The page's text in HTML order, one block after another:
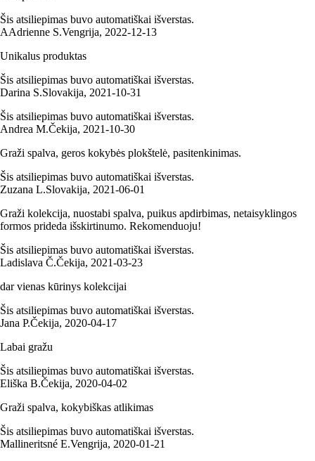
Šis atsiliepimas buvo automatiškai išverstas.
AAdrienne S.Vengrija, 2022‑12‑13
Unikalus produktas
Šis atsiliepimas buvo automatiškai išverstas.
Darina S.Slovakija, 2021‑10‑31
Šis atsiliepimas buvo automatiškai išverstas.
Andrea M.Čekija, 2021‑10‑30
Graži spalva, geros kokybės plokštelė, pasitenkinimas.
Šis atsiliepimas buvo automatiškai išverstas.
Zuzana L.Slovakija, 2021‑06‑01
Graži kolekcija, nuostabi spalva, puikus apdirbimas, netaisyklingos
formos prideda išskirtinumo. Rekomenduoju!
Šis atsiliepimas buvo automatiškai išverstas.
Ladislava Č.Čekija, 2021‑03‑23
dar vienas kūrinys kolekcijai
Šis atsiliepimas buvo automatiškai išverstas.
Jana P.Čekija, 2020‑04‑17
Labai gražu
Šis atsiliepimas buvo automatiškai išverstas.
Eliška B.Čekija, 2020‑04‑02
Graži spalva, kokybiškas atlikimas
Šis atsiliepimas buvo automatiškai išverstas.
Mallineritsné E.Vengrija, 2020‑01‑21